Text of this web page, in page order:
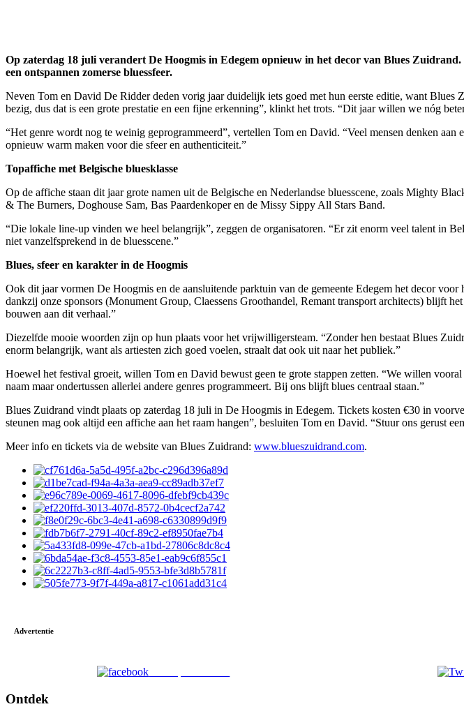
Op zaterdag 18 juli verandert De Hoogmis in Edegem opnieuw in het decor van Blues
een ontspannen zomerse blues­sfeer.
Neven Tom en David De Ridder deden vorig jaar duidelijk iets goed met hun eerste editie, want
bezig, dus dat is een grote prestatie en een fijne erkenning”, klinkt het trots. “Dit jaar willen we nóg
“Het genre wordt nog te weinig geprogrammeerd”, vertellen Tom en David. “Veel mensen denken
opnieuw warm maken voor die sfeer en authenticiteit.”
Topaffiche met Belgische bluesklasse
Op de affiche staan dit jaar grote namen uit de Belgische en Nederlandse bluesscene, zoals Mighty
& The Burners, Doghouse Sam, Bas Paardenkoper en de Missy Sippy All Stars Band.
“Die lokale line-up vinden we heel belangrijk”, zeggen de organisatoren. “Er zit enorm veel talent in
niet vanzelfsprekend in de bluesscene.”
Blues, sfeer en karakter in de Hoogmis
Ook dit jaar vormen De Hoogmis en de aansluitende parktuin van de gemeente Edegem het decor
dankzij onze sponsors (Monument Group, Claessens Groothandel, Remant transport architects) blijft
bouwen aan dit verhaal.”
Diezelfde mooie woorden zijn op hun plaats voor het vrijwilligersteam. “Zonder hen bestaat Blues
enorm belangrijk, want als artiesten zich goed voelen, straalt dat ook uit naar het publiek.”
Hoewel het festival groeit, willen Tom en David bewust geen te grote stappen zetten. “We willen
naam maar ondertussen allerlei andere genres programmeert. Bij ons blijft blues centraal staan.”
Blues Zuidrand vindt plaats op zaterdag 18 juli in De Hoogmis in Edegem. Tickets kosten €30 in
steunen mag ook altijd een affiche aan het raam hangen”, besluiten Tom en David. “Stuur ons gerust
Meer info en tickets via de website van Blues Zuidrand: www.blueszuidrand.com.
Advertentie
Ontdek